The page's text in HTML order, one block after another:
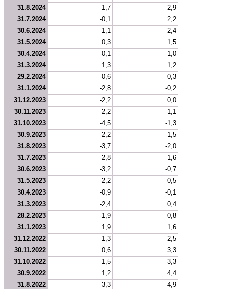
31.8.2024
1,7
2,9
31.7.2024
-0,1
2,2
30.6.2024
1,1
2,4
31.5.2024
0,3
1,5
30.4.2024
-0,1
1,0
31.3.2024
1,3
1,2
29.2.2024
-0,6
0,3
31.1.2024
-2,8
-0,2
31.12.2023
-2,2
0,0
30.11.2023
-2,2
-1,1
31.10.2023
-4,5
-1,3
30.9.2023
-2,2
-1,5
31.8.2023
-3,7
-2,0
31.7.2023
-2,8
-1,6
30.6.2023
-3,2
-0,7
31.5.2023
-2,2
-0,5
30.4.2023
-0,9
-0,1
31.3.2023
-2,4
0,4
28.2.2023
-1,9
0,8
31.1.2023
1,9
1,6
31.12.2022
1,3
2,5
30.11.2022
0,6
3,3
31.10.2022
1,5
3,3
30.9.2022
1,2
4,4
31.8.2022
3,3
4,9